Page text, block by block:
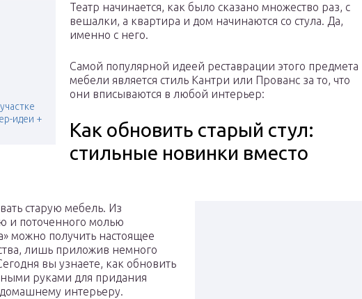
идеи +
Театр начинается, как было сказано множество раз, с
вешалки, а квартира и дом начинаются со стула. Да,
именно с него.
Самой популярной идеей реставрации этого предмета
мебели является стиль Кантри или Прованс за то, что
они вписываются в любой интерьер:
Как обновить старый стул:
стильные новинки вместо
старую мебель. Из
и поточенного молью
можно получить настоящее
лишь приложив немного
вы узнаете, как обновить
руками для придания
интерьеру.